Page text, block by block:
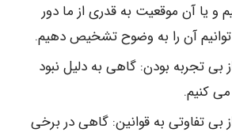
و یا آن موقعیت به قدری از ما دور
آن را به وضوح تشخیص دهیم.
تجربه بودن: گاهی به دلیل نبود
می­ کنیم.
تفاوتی به قوانین: گاهی در برخی